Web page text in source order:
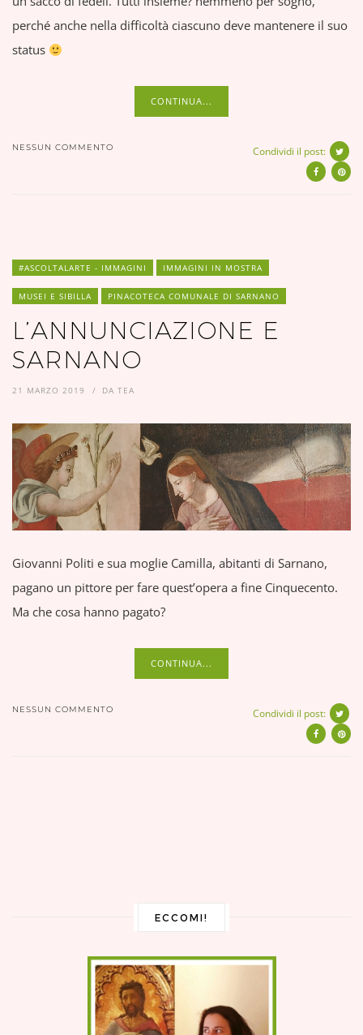
perché anche nella difficoltà ciascuno deve mantenere il suo
status
CONTINUA...
NESSUN COMMENTO Condividi il post:
#ASCOLTALARTE - IMMAGINI IMMAGINI IN MOSTRA
MUSEI E SIBILLA PINACOTECA COMUNALE DI SARNANO
L’ANNUNCIAZIONE E
SARNANO
21 MARZO 2019 DA TEA
Giovanni Politi e sua moglie Camilla, abitanti di Sarnano,
pagano un pittore per fare quest’opera a fine Cinquecento.
Ma che cosa hanno pagato?
CONTINUA...
NESSUN COMMENTO Condividi il post:
ECCOMI!